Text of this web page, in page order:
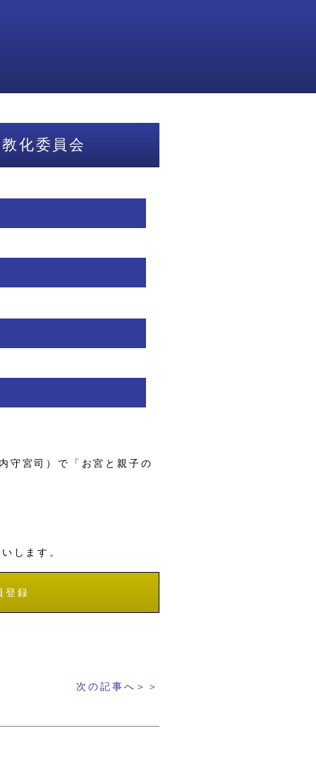
化委員会
守宮司）で「お宮と親子の
します。
登録
次の記事へ＞＞